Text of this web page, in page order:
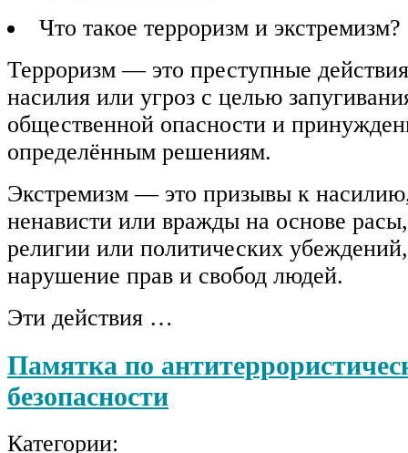
Что такое терроризм и экстремизм?
Терроризм — это преступные
насилия или угроз с целью
общественной опасности и
определённым решениям.
Экстремизм — это призывы к
ненависти или вражды на основе
религии или политических
нарушение прав и свобод людей.
Эти действия …
Памятка по
безопасности
Категории: